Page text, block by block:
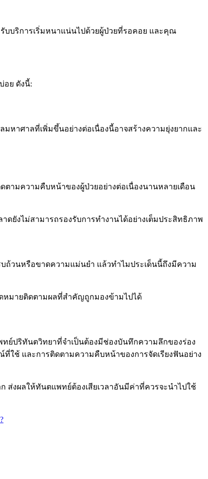
บริการเริ่มหนาแน่นไปด้วยผู้ป่วยที่รอคอย และคุณ
อย ดังนี้:
หาศาลที่เพิ่มขึ้นอย่างต่อเนื่องนี้อาจสร้างความยุ่งยากและ
ามความคืบหน้าของผู้ป่วยอย่างต่อเนื่องนานหลายเดือน
ยังไม่สามารถรองรับการทำงานได้อย่างเต็มประสิทธิภาพ
วนหรือขาดความแม่นยำ แล้วทำไมประเด็นนี้ถึงมีความ
หมายติดตามผลที่สำคัญถูกมองข้ามไปได้
ย์ปริทันตวิทยาที่จำเป็นต้องมีช่องบันทึกความลึกของร่อง
ใช้ และการติดตามความคืบหน้าของการจัดเรียงฟันอย่าง
ส่งผลให้ทันตแพทย์ต้องเสียเวลาอันมีค่าที่ควรจะนำไปใช้